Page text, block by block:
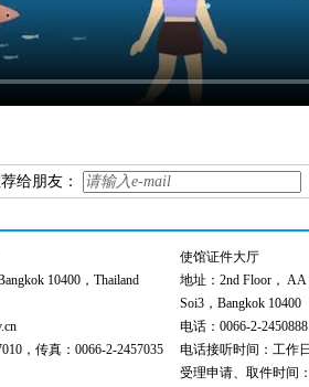
给朋友：
10400，Thailand
，传真：0066-2-2457035
使馆证件大厅
地址：2nd Floor， AA
Soi3，Bangkok 10400
电话：0066-2-
电话接听时间：工作
受理申请、取件时间